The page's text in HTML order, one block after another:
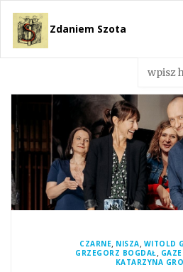
Zdaniem Szota
CZARNE, NISZA, WITOLD
GRZEGORZ BOGDAŁ ,
KATARZYNA